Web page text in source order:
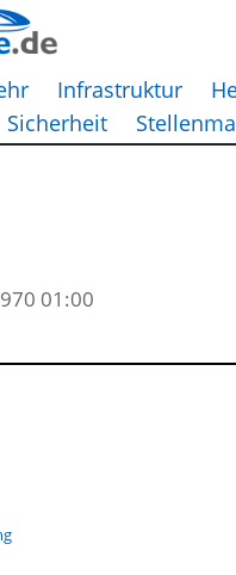
Infrastruktur
Sicherheit
01:00